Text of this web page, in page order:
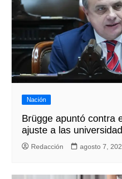
Nación
Brügge apuntó contra
ajuste a las
Redacción agosto 7,